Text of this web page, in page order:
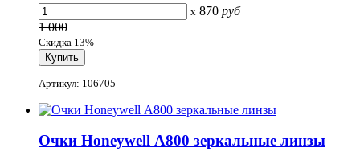
x 870 руб
1 000
Скидка 13%
Артикул: 106705
Очки Honeywell А800 зеркальные линзы